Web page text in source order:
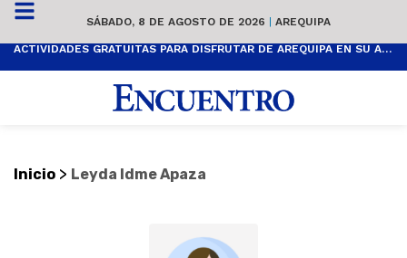
SÁBADO, 8 DE AGOSTO DE 2026 | AREQUIPA
ACTIVIDADES GRATUITAS PARA DISFRUTAR DE AREQUIPA EN SU ANIVERSARIO
Inicio > Leyda Idme Apaza